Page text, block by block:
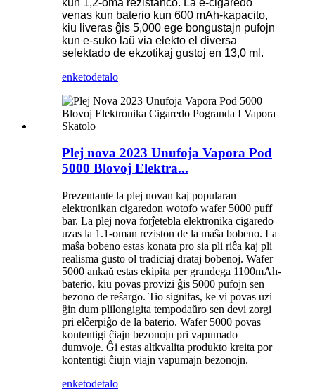
venas kun baterio kun 600 mAh-kapacito,
kiu liveras ĝis 5,000 ege bongustajn pufojn
kun e-suko laŭ via elekto el diversa
selektado de ekzotikaj gustoj en 13,0 ml.
enketodetalo
Plej nova 2023 Unufoja Vapora Pod
5000 Blovoj Elektra...
Prezentante la plej novan kaj popularan
elektronikan cigaredon wotofo wafer 5000 puff
bar. La plej nova forĵetebla elektronika cigaredo
uzas la 1.1-oman reziston de la maŝa bobeno. La
maŝa bobeno estas konata pro sia pli riĉa kaj pli
realisma gusto ol tradiciaj drataj bobenoj. Wafer
5000 ankaŭ estas ekipita per grandega 1100mAh-
baterio, kiu povas provizi ĝis 5000 pufojn sen
bezono de reŝargo. Tio signifas, ke vi povas uzi
ĝin dum plilongigita tempodaŭro sen devi zorgi
pri elĉerpiĝo de la baterio. Wafer 5000 povas
kontentigi ĉiajn bezonojn pri vapumado
dumvoje. Ĝi estas altkvalita produkto kreita por
kontentigi ĉiujn viajn vapumajn bezonojn.
enketodetalo